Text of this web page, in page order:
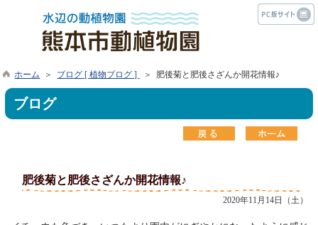
ホーム ＞ ブログ [ 植物ブログ ] ＞ 肥後菊と肥後さざんか開花情報♪
ブログ
肥後菊と肥後さざんか開花情報♪
2020年11月14日（土）